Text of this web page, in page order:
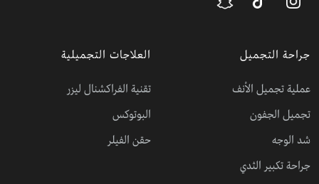
جراحة التجميل
عملية تجميل الأنف
تجميل الجفون
شد الوجه
جراحة تكبير الثدي
العلاجات التجميلية
تقنية الفراكشنال ليزر
البوتوكس
حقن الفيلر